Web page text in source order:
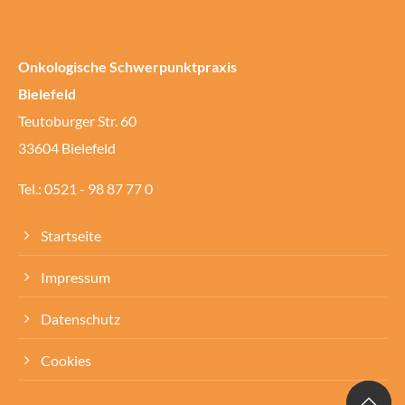
Onkologische Schwerpunktpraxis
Bielefeld
Teutoburger Str. 60
33604 Bielefeld
Tel.: 0521 - 98 87 77 0
Startseite
Impressum
Datenschutz
Cookies